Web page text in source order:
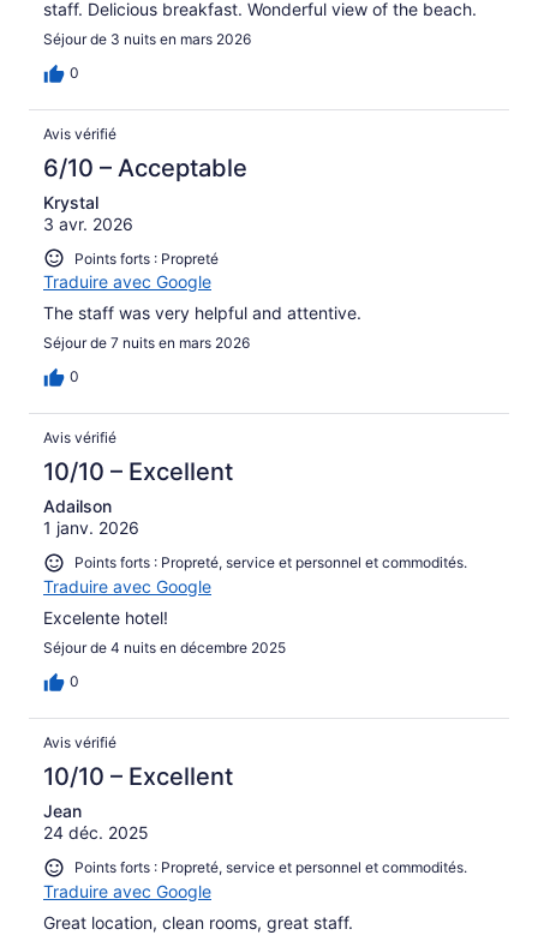
staff. Delicious breakfast. Wonderful view of the beach.
Séjour de 3 nuits en mars 2026
0
Avis vérifié
6/10 – Acceptable
Krystal
3 avr. 2026
Points forts : Propreté
Traduire avec Google
The staff was very helpful and attentive.
Séjour de 7 nuits en mars 2026
0
Avis vérifié
10/10 – Excellent
Adailson
1 janv. 2026
Points forts : Propreté, service et personnel et commodités.
Traduire avec Google
Excelente hotel!
Séjour de 4 nuits en décembre 2025
0
Avis vérifié
10/10 – Excellent
Jean
24 déc. 2025
Points forts : Propreté, service et personnel et commodités.
Traduire avec Google
Great location, clean rooms, great staff.